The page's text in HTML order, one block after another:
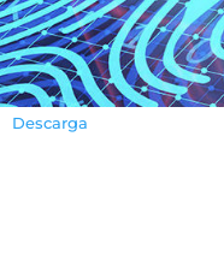
Descarga